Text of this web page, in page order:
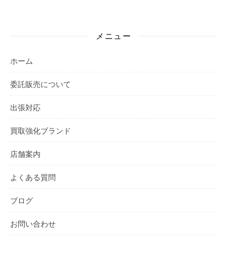
メニュー
ホーム
委託販売について
出張対応
買取強化ブランド
店舗案内
よくある質問
ブログ
お問い合わせ